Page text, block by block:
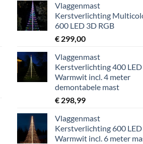
Vlaggenmast
Kerstverlichting
600 LED 3D RGB
€ 299,00
Vlaggenmast
Kerstverlichting 400
Warmwit incl. 4 meter
demontabele mast
€ 298,99
Vlaggenmast
Kerstverlichting 600
Warmwit incl. 6 meter